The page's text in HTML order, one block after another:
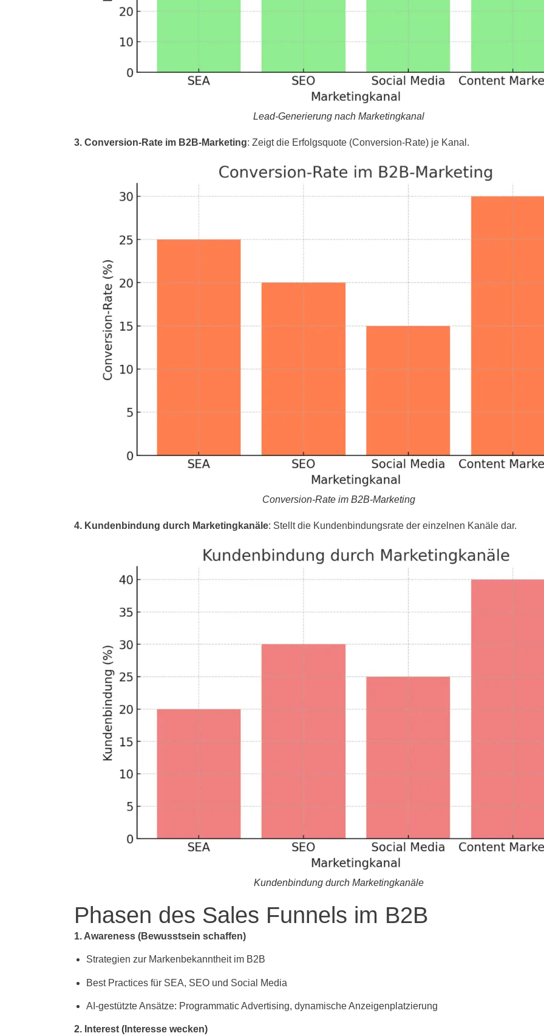
Lead-Generierung nach Marketingkanal
3. Conversion-Rate im B2B-Marketing: Zeigt die Erfolgsquote (Conversion-Rate) je Kanal.
Conversion-Rate im B2B-Marketing
4. Kundenbindung durch Marketingkanäle: Stellt die Kundenbindungsrate der einzelnen Kanäle dar.
Kundenbindung durch Marketingkanäle
Phasen des Sales Funnels im B2B
1. Awareness (Bewusstsein schaffen)
Strategien zur Markenbekanntheit im B2B
Best Practices für SEA, SEO und Social Media
AI-gestützte Ansätze: Programmatic Advertising, dynamische Anzeigenplatzierung
2. Interest (Interesse wecken)